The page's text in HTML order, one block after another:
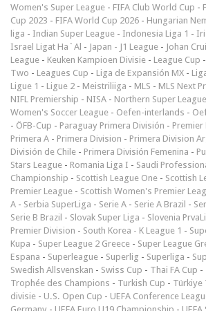
Women's Super League - FIFA Club World Cup -
Cup 2023 - FIFA World Cup 2026 - Hungarian
liga - Indian Super League - Indonesia Liga 1 -
Israel Ligat Ha`Al - Japan - J1 League - Johan
League - Keuken Kampioen Divisie - League Cup -
Two - Leagues Cup - Liga de Expansión MX -
Ligue 1 - Ligue 2 - Meistriliiga - MLS - MLS Next
NIFL Premiership - NISA - Northern Super League
Women's Soccer League - Oefen-interlands -
- ÖFB-Cup - Paraguay Primera División - Premier
Primera A - Primera Division - Primera Division
División de Chile - Primera División Femenina -
Stars League - Romania Liga I - Saudi
Championship - Scottish League One - Scottish
Premier League - Scottish Women's Premier
A - Serbia SuperLiga - Serie A - Serie A Brazil -
Serie B Brazil - Slovak Super Liga - Slovenia
Premier Division - South Korea - K League 1 -
Kupa - Super League 2 Greece - Super League
Espana - Superleague - Superlig - Superliga -
Swedish Allsvenskan - Swiss Cup - Thai FA Cup -
Trophée des Champions - Turkish Cup - Türkiye
divisie - U.S. Open Cup - UEFA Conference